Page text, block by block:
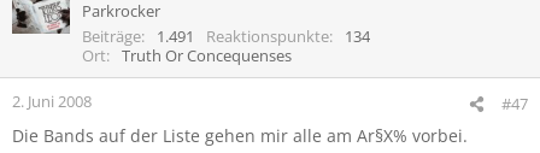
Parkrocker
Beiträge
1.491 Reaktionspunkte
134
Ort
Truth Or Concequenses
2. Juni 2008 #47
Die Bands auf der Liste gehen mir alle am Ar§X% vorbei.